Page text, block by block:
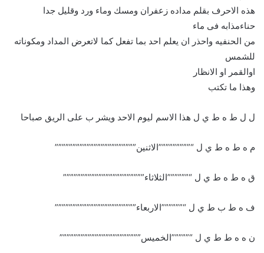
هذه الاحرف بقلم مداده زعفران ومسك وماء ورد وقليل جدا
حناءمذابه فى ماء
من الحنفيه واحذر ان يعلم احد بما تفعل كما لاتعرض المداد ومكوناته
للشمس
اوالقمر او الانظار
وهذا ما تكتب
ل ل ط ه ط ي ل هذا الاسم ليوم الاحد ويشر ب على الريق صباحا
م ه ط ه ط ي ل “”””””””””الاثنين”””””””””””””””””””””””
ق ه ط ه ط ي ل “””””””الثلاثاء”””””””””””””””””””””””
ف ه ط ب ط ي ل “””””””الاربعاء”””””””””””””””””””””””
ن ه ه ط ط ي ل “”””””الخميس”””””””””””””””””””””””